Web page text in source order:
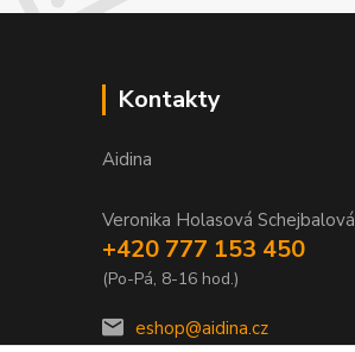
Kontakty
Aidina
Veronika Holasová Schejbalová
+420 777 153 450
(Po-Pá, 8-16 hod.)
eshop@aidina.cz